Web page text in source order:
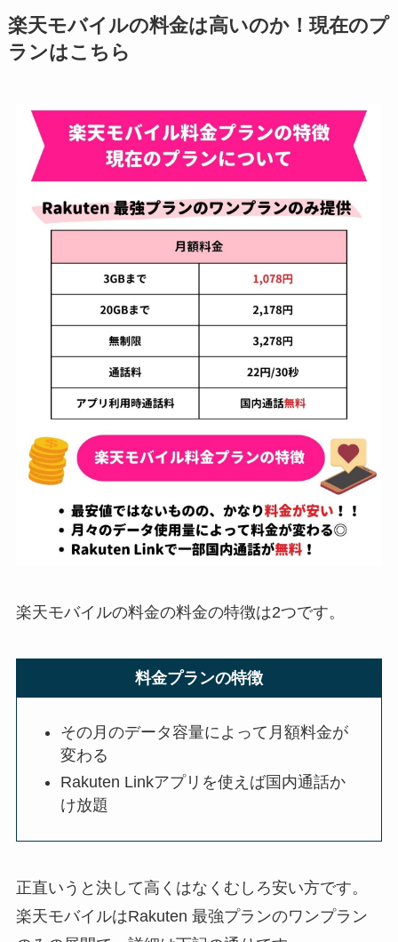
楽天モバイルの料金は高いのか！現在のプ
ランはこちら
楽天モバイルの料金の料金の特徴は2つです。
料金プランの特徴
その月のデータ容量によって月額料金が
変わる
Rakuten Linkアプリを使えば国内通話か
け放題
正直いうと決して高くはなくむしろ安い方です。
楽天モバイルはRakuten 最強プランのワンプラン